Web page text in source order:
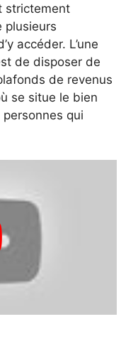
strictement
plusieurs
accéder. L’une
de disposer de
de revenus
se situe le bien
qui